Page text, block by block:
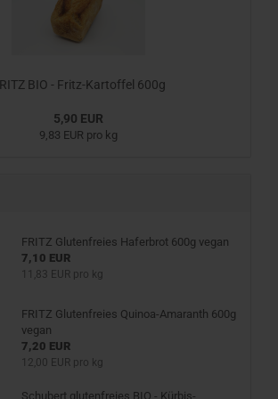
BIO - Fritz-Kartoffel 600g
5,90 EUR
9,83 EUR pro kg
FRITZ Glutenfreies Haferbrot 600g vegan
7,10 EUR
11,83 EUR pro kg
FRITZ Glutenfreies Quinoa-Amaranth 600g
vegan
7,20 EUR
12,00 EUR pro kg
Schubert glutenfreies BIO - Kürbis-